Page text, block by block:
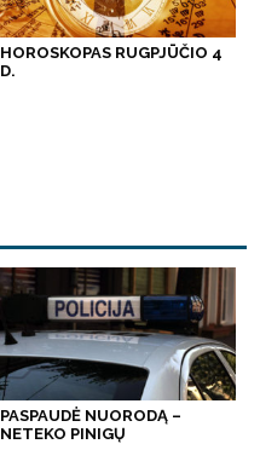
HOROSKOPAS RUGPJŪČIO 4
D.
PASPAUDĖ NUORODĄ –
NETEKO PINIGŲ